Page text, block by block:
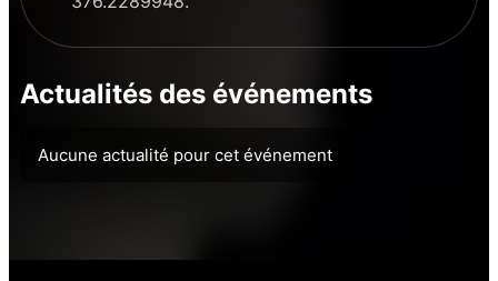
Actualités des événements
Aucune actualité pour cet événement